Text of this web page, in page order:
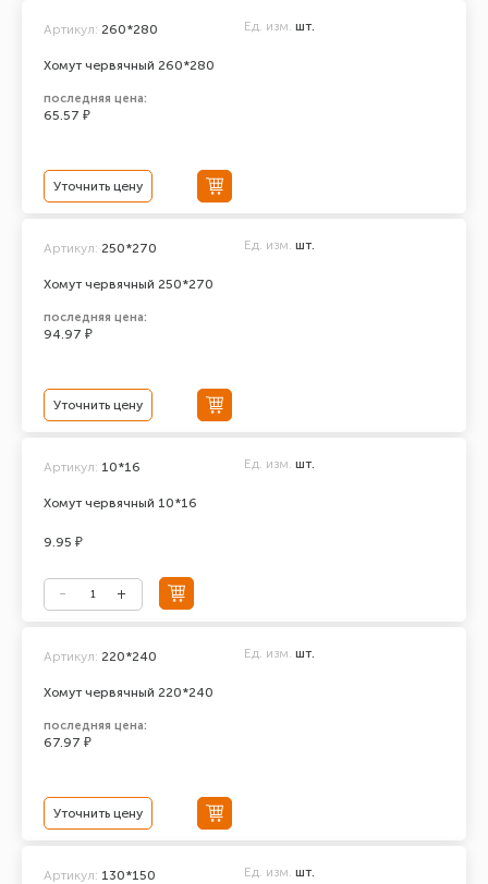
Хомут червячный 260*280
Артикул: 260*280 Ед. изм. шт.
последняя цена:
65.57 ₽
Уточнить цену
Хомут червячный 250*270
Артикул: 250*270 Ед. изм. шт.
последняя цена:
94.97 ₽
Уточнить цену
Хомут червячный 10*16
Артикул: 10*16 Ед. изм. шт.
9.95 ₽
Хомут червячный 220*240
Артикул: 220*240 Ед. изм. шт.
последняя цена:
67.97 ₽
Уточнить цену
Артикул: 130*150 Ед. изм. шт.